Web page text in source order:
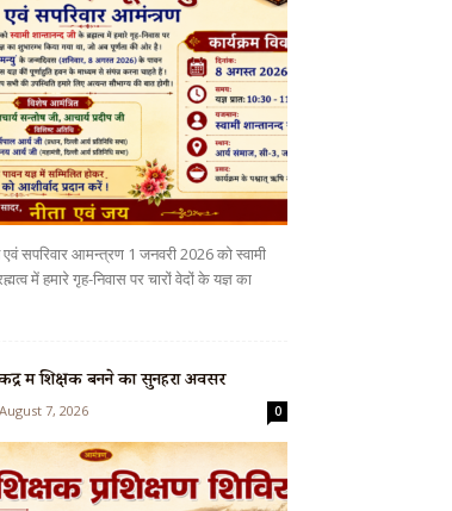
एवं सपरिवार आमन्त्रण 1 जनवरी 2026 को स्वामी
में हमारे गृह-निवास पर चारों वेदों के यज्ञ का
केंद्र में शिक्षक बनने का सुनहरा अवसर
August 7, 2026 0